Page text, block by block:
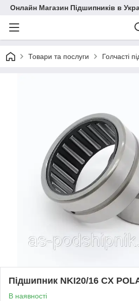
Онлайн Магазин Підшипників в
Товари та послуги Голчасті
Підшипник NKI20/16 CX
В наявності